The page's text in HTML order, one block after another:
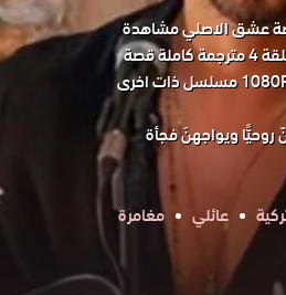
4 مترجمة موقع قصة عشق الاصلي مشاهدة
وتحميل حصريا المسلسل التركي ذات اخرى الموسم الثاني الحلقة 4 مترجمة كاملة قصة
عشق باكثر من جودة مناسبة للجوال 1080P+720P+480P+360P مسلسل ذات اخرى
ويواجهنَ فجأة
عائلي
مغامرة